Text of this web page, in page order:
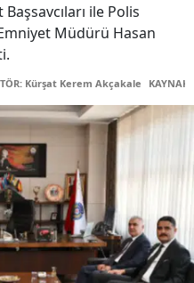
ile Polis
Müdürü Hasan
Kürşat Kerem Akçakale